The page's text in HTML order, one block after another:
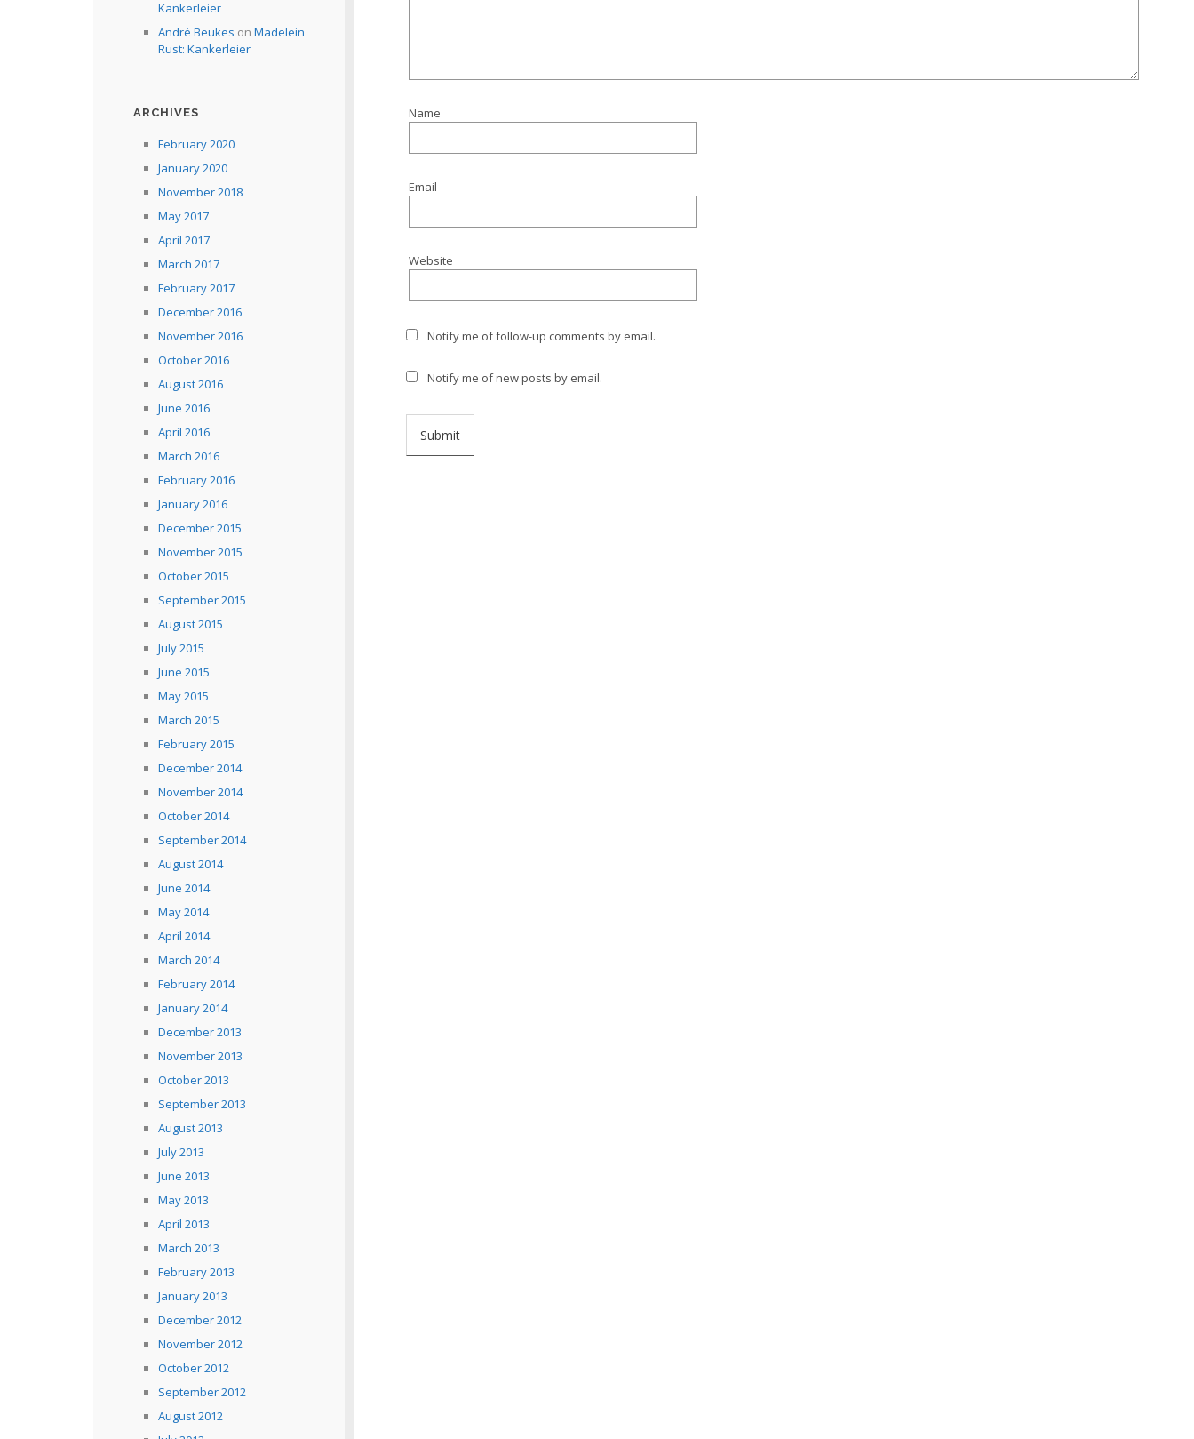
Name
Email
Website
Notify me of follow-up comments by email.
Notify me of new posts by email.
Kankerleier
André Beukes on Madelein
Rust: Kankerleier
ARCHIVES
February 2020
January 2020
November 2018
May 2017
April 2017
March 2017
February 2017
December 2016
November 2016
October 2016
August 2016
June 2016
April 2016
March 2016
February 2016
January 2016
December 2015
November 2015
October 2015
September 2015
August 2015
July 2015
June 2015
May 2015
March 2015
February 2015
December 2014
November 2014
October 2014
September 2014
August 2014
June 2014
May 2014
April 2014
March 2014
February 2014
January 2014
December 2013
November 2013
October 2013
September 2013
August 2013
July 2013
June 2013
May 2013
April 2013
March 2013
February 2013
January 2013
December 2012
November 2012
October 2012
September 2012
August 2012